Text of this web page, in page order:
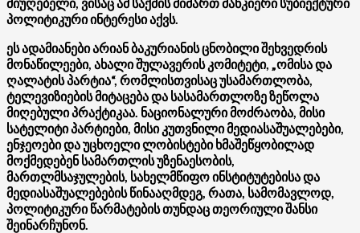
პოლიტიკური ინტერესი აქვს.
ეს ადამიანები არიან ბაკურიანის ცნობილი შეხვედრის
მონაწილეები, ახალი შულავერის კომიტეტი, „ომისა და
ღალატის პარტია“, რომლისთვისაც უსამართლობა,
ტელევიზიების მიტაცება და სასამართლოზე ზეწოლა
მიღებული პრაქტიკაა. ნაციონალური მოძრაობა, მისი
სატელიტი პარტიები, მისი კუთვნილი მედიასაშუალებები,
ენჯეოები და უცხოელი ლობისტები ხმაშეწყობილად
მოქმედებენ სამართლის უზენაესობის,
მართლმსაჯულების, სახელმწიფო ინსტიტუტებისა და
მედიასაშუალებების წინააღმდეგ, რათა, სამომავლოდ,
პოლიტიკური წარმატების თუნდაც თეორიული შანსი
შეინარჩუნონ.